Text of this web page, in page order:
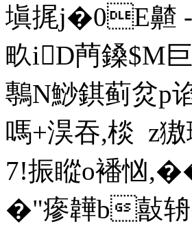
塡捤j�0E齄
畂iD菛鎟$M
鷒N鯋錤蓟炃p
嗎+淏吞,棪 
7!振瞛ο襎忷
�"瘮韡b敼辀